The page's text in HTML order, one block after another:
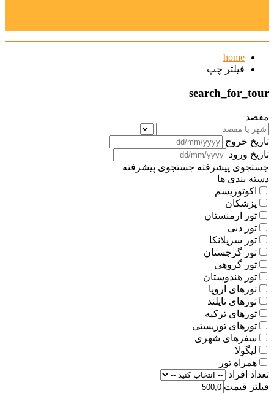
home
فیلتر چپ
search_for_tour
مقصد
تاریخ خروج
تاریخ ورود
جستجوی پیشرفته جستجوی پیشرفته
دسته بندی ها
اکوتوریسم
پزشکان
تور ارمنستان
تور دبی
تور سریلانکا
تور گرجستان
تور گروهی
تور هندوستان
تورهای اروپا
تورهای تایلند
تورهای ترکیه
تورهای توریستی
سفرهای شهری
لیگولا
همراه تور
تعداد افراد
فیلتر قیمت